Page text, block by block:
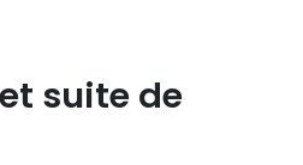
suite de